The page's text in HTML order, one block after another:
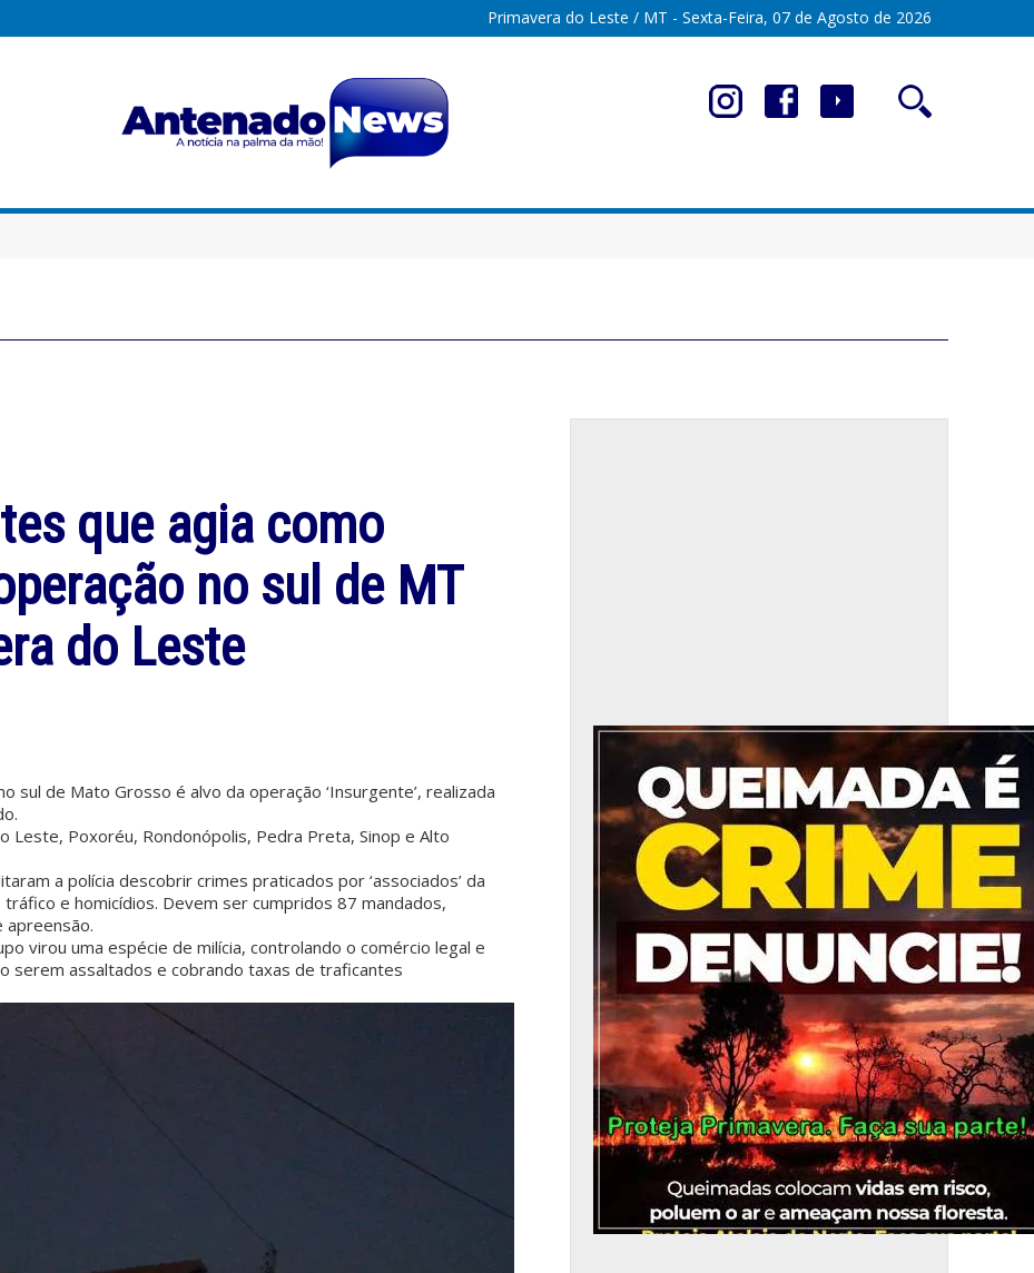
Primavera do Leste / MT - Sexta-Feira, 07 de Agosto de 2026
que agia como
no sul de MT
do Leste
sul de Mato Grosso é alvo da operação ‘Insurgente’, realizada
Leste, Poxoréu, Rondonópolis, Pedra Preta, Sinop e Alto
a polícia descobrir crimes praticados por ‘associados’ da
e homicídios. Devem ser cumpridos 87 mandados,
apreensão.
virou uma espécie de milícia, controlando o comércio legal e
serem assaltados e cobrando taxas de traficantes